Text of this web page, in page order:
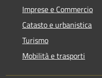
Imprese e Commercio
Catasto e urbanistica
Turismo
Mobilità e trasporti